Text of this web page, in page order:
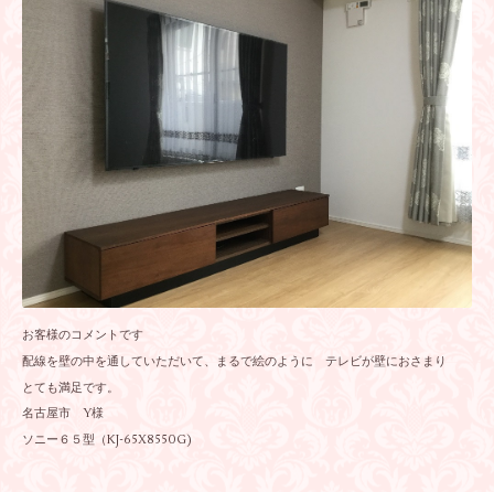
お客様のコメントです
配線を壁の中を通していただいて、まるで絵のように テレビが壁におさまり
とても満足です。
名古屋市 Y様
ソニー６５型（KJ-65X8550G)